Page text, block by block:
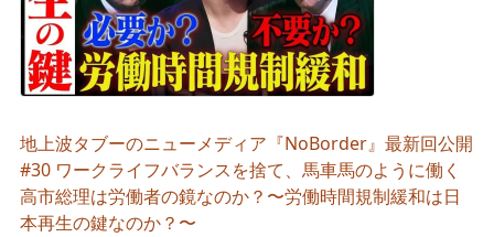
地上波タブーのニューメディア『NoBorder』最新回公開
#30 ワークライフバランスを捨て、馬車馬のように働く
高市総理は労働者の鏡なのか？〜労働時間規制緩和は日
本再生の鍵なのか？〜